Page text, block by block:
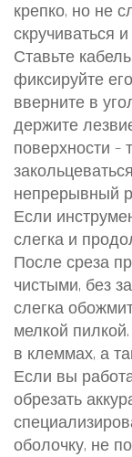
крепко, но не
скручиваться
Ставьте
фиксируйте
вверните в
держите
поверхности –
непрерывный
Если
слегка и
После среза
чистыми, без
слегка
мелкой
в клеммах, а
Если вы
обрезать
оболочку, не